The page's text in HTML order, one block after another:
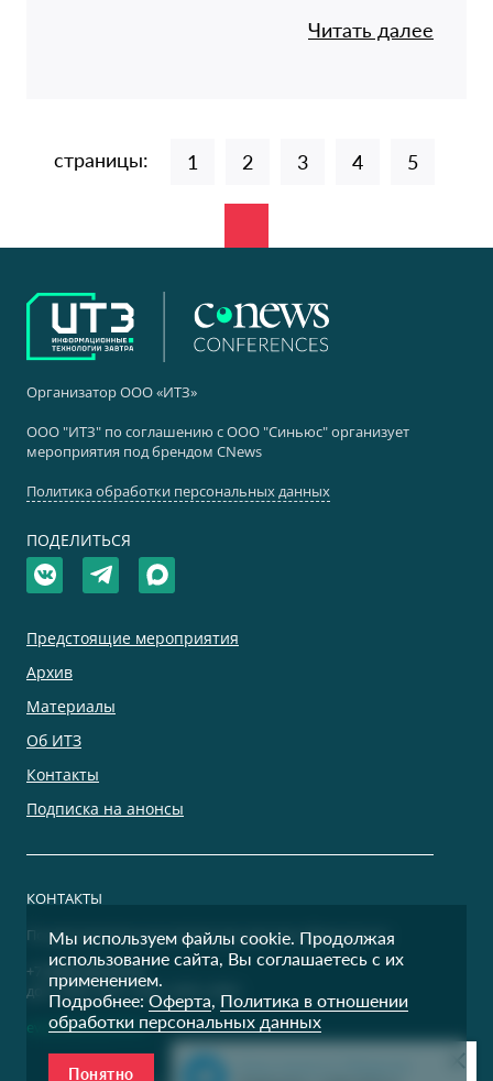
Читать далее
страницы: 1 2 3 4 5
Организатор ООО «ИТЗ»
ООО "ИТЗ" по соглашению с ООО "Синьюс" организует
мероприятия под брендом CNews
Политика обработки персональных данных
ПОДЕЛИТЬСЯ
Предстоящие мероприятия
Архив
Материалы
Об ИТЗ
Контакты
Подписка на анонсы
КОНТАКТЫ
По дополнительным вопросам просим обращаться:
+7 (495) 500-00-36
доб. 9400, 9401, 9402, 9403, 9404
events@itzconf.ru
Мы используем файлы cookie. Продолжая
использование сайта, Вы соглашаетесь с их
применением.
Подробнее: Оферта, Политика в отношении
обработки персональных данных
Понятно